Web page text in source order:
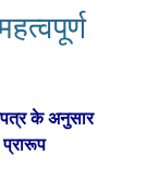
के अनुसार